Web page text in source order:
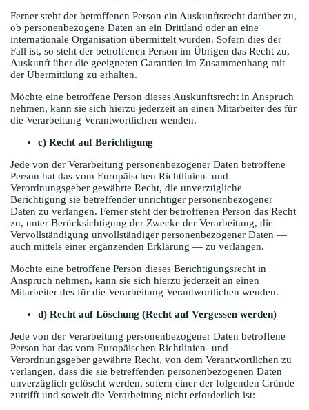
Ferner steht der betroffenen Person ein Auskunftsrecht darüber zu,
ob personenbezogene Daten an ein Drittland oder an eine
internationale Organisation übermittelt wurden. Sofern dies der
Fall ist, so steht der betroffenen Person im Übrigen das Recht zu,
Auskunft über die geeigneten Garantien im Zusammenhang mit
der Übermittlung zu erhalten.
Möchte eine betroffene Person dieses Auskunftsrecht in Anspruch
nehmen, kann sie sich hierzu jederzeit an einen Mitarbeiter des für
die Verarbeitung Verantwortlichen wenden.
c) Recht auf Berichtigung
Jede von der Verarbeitung personenbezogener Daten betroffene
Person hat das vom Europäischen Richtlinien- und
Verordnungsgeber gewährte Recht, die unverzügliche
Berichtigung sie betreffender unrichtiger personenbezogener
Daten zu verlangen. Ferner steht der betroffenen Person das Recht
zu, unter Berücksichtigung der Zwecke der Verarbeitung, die
Vervollständigung unvollständiger personenbezogener Daten —
auch mittels einer ergänzenden Erklärung — zu verlangen.
Möchte eine betroffene Person dieses Berichtigungsrecht in
Anspruch nehmen, kann sie sich hierzu jederzeit an einen
Mitarbeiter des für die Verarbeitung Verantwortlichen wenden.
d) Recht auf Löschung (Recht auf Vergessen werden)
Jede von der Verarbeitung personenbezogener Daten betroffene
Person hat das vom Europäischen Richtlinien- und
Verordnungsgeber gewährte Recht, von dem Verantwortlichen zu
verlangen, dass die sie betreffenden personenbezogenen Daten
unverzüglich gelöscht werden, sofern einer der folgenden Gründe
zutrifft und soweit die Verarbeitung nicht erforderlich ist: